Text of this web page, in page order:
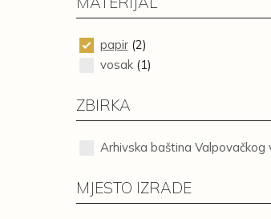
papir(2)
vosak(1)
ZBIRKA
Arhivska baština Valpovačkog
MJESTO IZRADE